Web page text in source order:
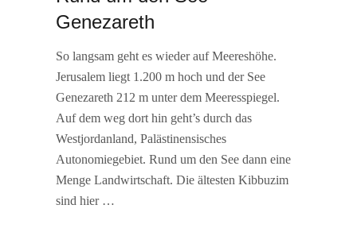
Genezareth
So langsam geht es wieder auf Meereshöhe.
Jerusalem liegt 1.200 m hoch und der See
Genezareth 212 m unter dem Meeresspiegel.
Auf dem weg dort hin geht’s durch das
Westjordanland, Palästinensisches
Autonomiegebiet. Rund um den See dann eine
Menge Landwirtschaft. Die ältesten Kibbuzim
sind hier …